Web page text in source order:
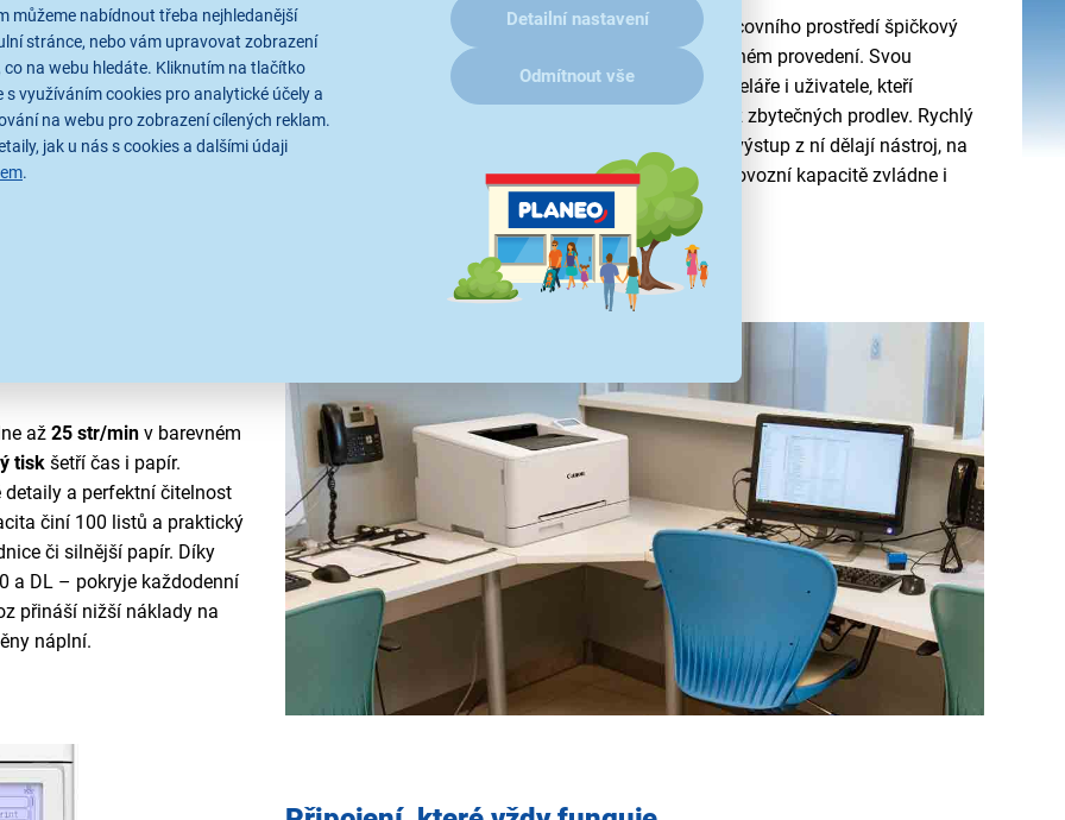
můžeme nabídnout třeba nejhledanější
stránce, nebo vám upravovat zobrazení
na webu hledáte. Kliknutím na tlačítko
s využíváním cookies pro analytické účely a
na webu pro zobrazení cílených reklam.
jak u nás s cookies a dalšími údaji
.
Detailní nastavení
Odmítnout vše
Tiskárna
Canon i-SENSYS LBP646Cdw přináší do pracovního prostředí špičkový
barevný laserový tisk v elegantním a prostorově úsporném provedení. Svou
všestranností osloví malé a střední firmy, domácí kanceláře i uživatele, kteří
požadují konzistentní výsledky a spolehlivý provoz bez zbytečných prodlev. Rychlý
start, první výtisk už za
a čistý, precizní výstup z ní dělají nástroj, na
který se můžete každý den spolehnout. Díky vysoké provozní kapacitě zvládne i
bez kompromisů v kvalitě.
až 25 str/min v barevném
tisk šetří čas i papír.
detaily a perfektní čitelnost
činí 100 listů a praktický
či silnější papír. Díky
a DL – pokryje každodenní
přináší nižší náklady na
náplní.